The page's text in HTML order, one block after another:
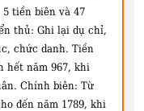
5 tiền biên và 47
thủ: Ghi lại dụ chỉ,
chức danh. Tiền
hết năm 967, khi
Chính biên: Từ
đến năm 1789, khi